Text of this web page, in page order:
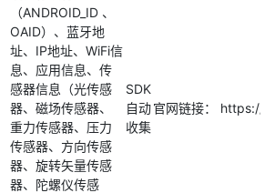
（ANDROID_ID 、
OAID）、蓝牙地
址、IP地址、WiFi信
息、应用信息、传
感器信息（光传感
器、磁场传感器、
重力传感器、压力
传感器、方向传感
器、旋转矢量传感
器、陀螺仪传感
SDK
自动
收集
官网链接： https://